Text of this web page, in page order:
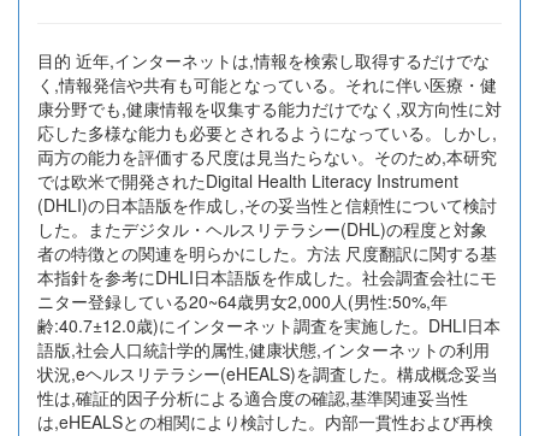
目的 近年,インターネットは,情報を検索し取得するだけでな
く,情報発信や共有も可能となっている。それに伴い医療・健
康分野でも,健康情報を収集する能力だけでなく,双方向性に対
応した多様な能力も必要とされるようになっている。しかし,
両方の能力を評価する尺度は見当たらない。そのため,本研究
では欧米で開発されたDigital Health Literacy Instrument
(DHLI)の日本語版を作成し,その妥当性と信頼性について検討
した。またデジタル・ヘルスリテラシー(DHL)の程度と対象
者の特徴との関連を明らかにした。方法 尺度翻訳に関する基
本指針を参考にDHLI日本語版を作成した。社会調査会社にモ
ニター登録している20~64歳男女2,000人(男性:50%,年
齢:40.7±12.0歳)にインターネット調査を実施した。DHLI日本
語版,社会人口統計学的属性,健康状態,インターネットの利用
状況,eヘルスリテラシー(eHEALS)を調査した。構成概念妥当
性は,確証的因子分析による適合度の確認,基準関連妥当性
は,eHEALSとの相関により検討した。内部一貫性および再検